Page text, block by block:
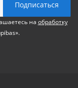
на обработку